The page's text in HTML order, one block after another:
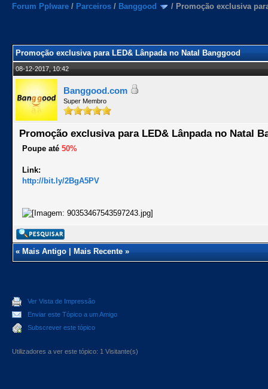
Forum Pplware / Parceiros / Banggood / Promoção exclusiva
Promoção exclusiva para LED& Lânpada no Natal Banggood
08-12-2017, 10:42
Banggood.com
Super Membro
Promoção exclusiva para LED& Lânpada no Natal
Poupe até 50%
Link:
http://bit.ly/2BgA5PV
«Mais Antigo|Mais Recente»
Ver Vista de Impressão
Enviar este Tópico a um Amigo
Subscrever este tópico
Utilizadores a ver este tópico: 1 Visitante(s)